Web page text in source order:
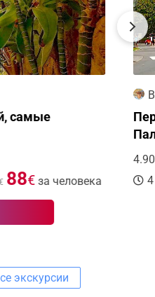
Майорка,
от 70€ 63€ за человека
экскурсии